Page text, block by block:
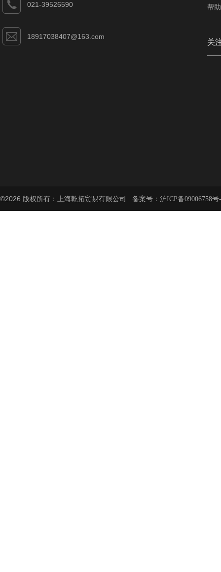
021-39526590
18917038407@163.com
帮
关
©2026 版权所有：上海乾拓贸易有限公司 备案号： 沪ICP备09006758号